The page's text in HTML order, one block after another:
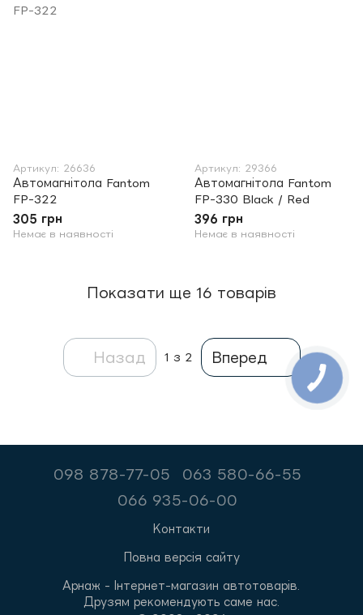
Артикул: 26636
Автомагнітола Fantom
FP-322
305 грн
Немає в наявності
Артикул: 29366
Автомагнітола Fantom
FP-330 Black / Red
396 грн
Немає в наявності
Показати ще 16 товарів
Назад 1 з 2 Вперед
098 878-77-05
063 580-66-55
066 935-06-00
Контакти
Повна версія сайту
Арнаж - Інтернет-магазин автотоварів.
Друзям рекомендують саме нас.